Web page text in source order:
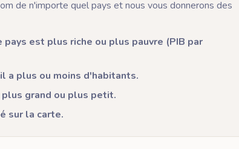
de n'importe quel pays et nous vous donnerons des
pays est plus riche ou plus pauvre (PIB par
a plus ou moins d'habitants.
grand ou plus petit.
sur la carte.